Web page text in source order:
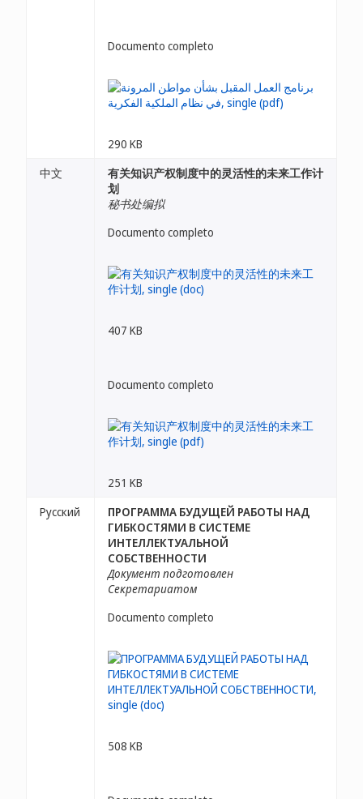
Documento completo
290 KB
中文
有关知识产权制度中的灵活性的未来工作计
划
秘书处编拟
Documento completo
407 KB
Documento completo
251 KB
Русский
ПРОГРАММА БУДУЩЕЙ РАБОТЫ НАД
ГИБКОСТЯМИ В СИСТЕМЕ
ИНТЕЛЛЕКТУАЛЬНОЙ
СОБСТВЕННОСТИ
Документ подготовлен
Секретариатом
Documento completo
508 KB